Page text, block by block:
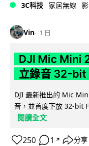
3C科技 家居無線
Vin 1 日
DJI Mic Mini
立錄音 32-bit
DJI 最新推出的 Mic
音，並首度下放 32-bit
閱讀全文
250 1 ↗ 分享